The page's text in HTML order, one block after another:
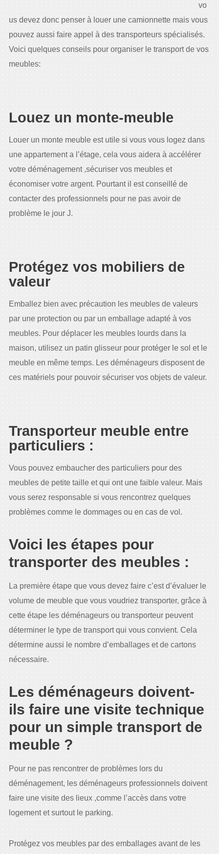
vo
us devez donc penser à louer une camionnette mais vous
pouvez aussi faire appel à des transporteurs spécialisés.
Voici quelques conseils pour organiser le transport de vos
meubles:
Louez un monte-meuble
Louer un monte meuble est utile si vous vous logez dans
une appartement a l’étage, cela vous aidera à accélérer
votre déménagement ,sécuriser vos meubles et
économiser votre argent. Pourtant il est conseillé de
contacter des professionnels pour ne pas avoir de
problème le jour J.
Protégez vos mobiliers de
valeur
Emballez bien avec précaution les meubles de valeurs
par une protection ou par un emballage adapté à vos
meubles. Pour déplacer les meubles lourds dans la
maison, utilisez un patin glisseur pour protéger le sol et le
meuble en même temps. Les déménageurs disposent de
ces matériels pour pouvoir sécuriser vos objets de valeur.
Transporteur meuble entre
particuliers :
Vous pouvez embaucher des particuliers pour des
meubles de petite taille et qui ont une faible valeur. Mais
vous serez responsable si vous rencontrez quelques
problèmes comme le dommages ou en cas de vol.
Voici les étapes pour
transporter des meubles :
La première étape que vous devez faire c’est d’évaluer le
volume de meuble que vous voudriez transporter, grâce à
cette étape les déménageurs ou transporteur peuvent
déterminer le type de transport qui vous convient. Cela
détermine aussi le nombre d’emballages et de cartons
nécessaire.
Les déménageurs doivent-
ils faire une visite technique
pour un simple transport de
meuble ?
Pour ne pas rencontrer de problèmes lors du
déménagement, les déménageurs professionnels doivent
faire une visite des lieux ,comme l’accès dans votre
logement et surtout le parking.
Protégez vos meubles par des emballages avant de les